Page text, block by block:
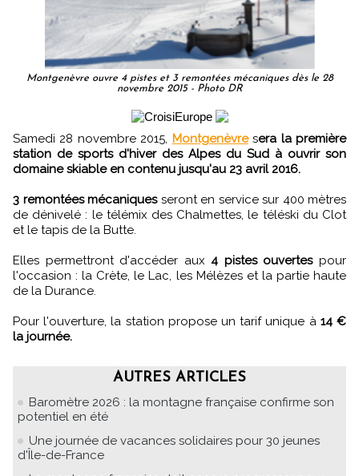
Montgenèvre ouvre 4 pistes et 3 remontées mécaniques dès le 28
novembre 2015 - Photo DR
Samedi 28 novembre 2015, Montgenèvresera la première
station de sports d'hiver des Alpes du Sud à ouvrir son
domaine skiable en contenu jusqu'au 23 avril 2016.
3 remontées mécaniquesseront en service sur 400 mètres
de dénivelé : le télémix des Chalmettes, le téléski du Clot
et le tapis de la Butte.
Elles permettront d'accéder aux4 pistes ouvertespour
l'occasion : la Crète, le Lac, les Mélèzes et la partie haute
de la Durance.
Pour l'ouverture, la station propose un tarif unique à 14 €
la journée.
AUTRES ARTICLES
Baromètre 2026 : la montagne française confirme son
potentiel en été
Une journée de vacances solidaires pour 30 jeunes
d'Île-de-France